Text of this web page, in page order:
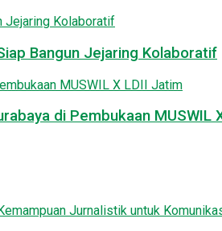
Bangun Jejaring Kolaboratif
di Pembukaan MUSWIL